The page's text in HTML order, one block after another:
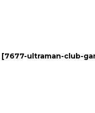
[7677-ultraman-club-